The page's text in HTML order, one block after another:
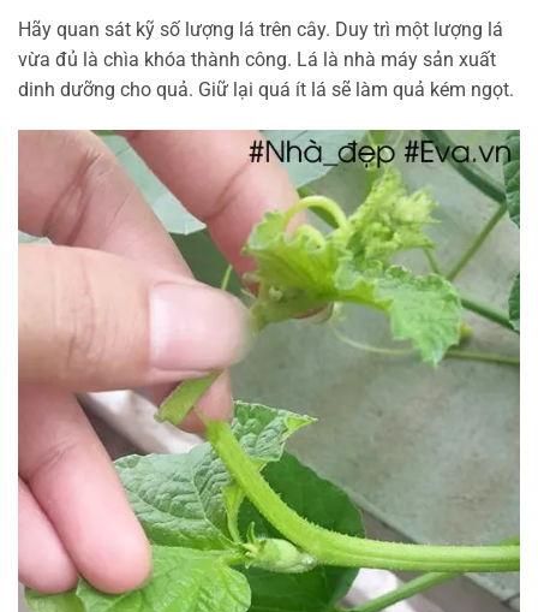
Hãy quan sát kỹ số lượng lá trên cây. Duy trì một lượng lá
vừa đủ là chìa khóa thành công. Lá là nhà máy sản xuất
dinh dưỡng cho quả. Giữ lại quá ít lá sẽ làm quả kém ngọt.